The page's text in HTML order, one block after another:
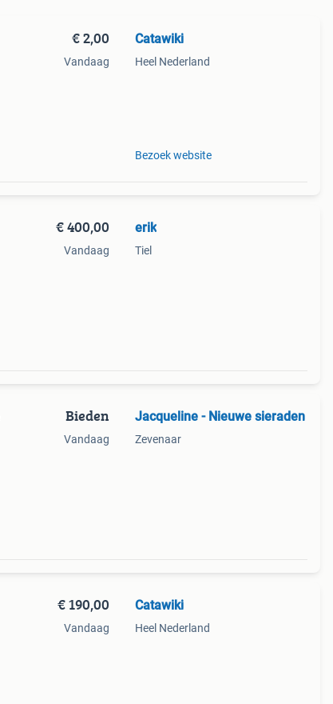
€ 2,00
Vandaag
Catawiki
Heel Nederland
Bezoek website
€ 400,00
Vandaag
erik
Tiel
Bieden
Vandaag
Jacqueline - Nieuwe sieraden
Zevenaar
€ 190,00
Vandaag
Catawiki
Heel Nederland